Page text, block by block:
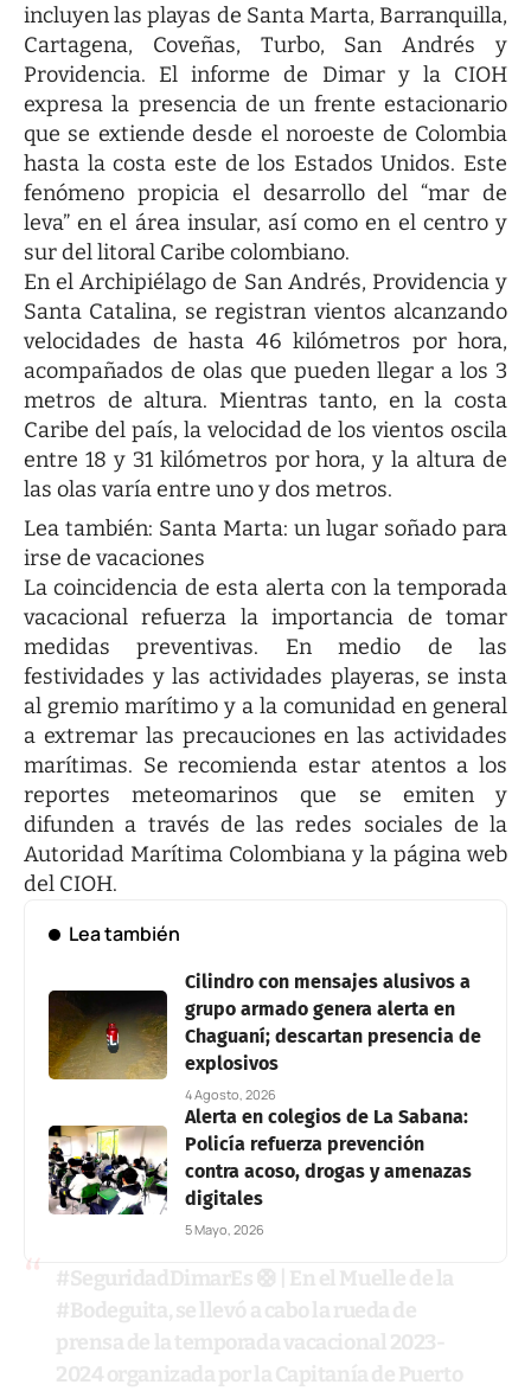
incluyen las playas de Santa Marta, Barranquilla,
Cartagena, Coveñas, Turbo, San Andrés y
Providencia. El informe de Dimar y la CIOH
expresa la presencia de un frente estacionario
que se extiende desde el noroeste de Colombia
hasta la costa este de los Estados Unidos. Este
fenómeno propicia el desarrollo del “mar de
leva” en el área insular, así como en el centro y
sur del litoral Caribe colombiano.
En el Archipiélago de San Andrés, Providencia y
Santa Catalina, se registran vientos alcanzando
velocidades de hasta 46 kilómetros por hora,
acompañados de olas que pueden llegar a los 3
metros de altura. Mientras tanto, en la costa
Caribe del país, la velocidad de los vientos oscila
entre 18 y 31 kilómetros por hora, y la altura de
las olas varía entre uno y dos metros.
Lea también: Santa Marta: un lugar soñado para
irse de vacaciones
La coincidencia de esta alerta con la temporada
vacacional refuerza la importancia de tomar
medidas preventivas. En medio de las
festividades y las actividades playeras, se insta
al gremio marítimo y a la comunidad en general
a extremar las precauciones en las actividades
marítimas. Se recomienda estar atentos a los
reportes meteomarinos que se emiten y
difunden a través de las redes sociales de la
Autoridad Marítima Colombiana y la página web
del CIOH.
Lea también
Cilindro con mensajes alusivos a
grupo armado genera alerta en
Chaguaní; descartan presencia de
explosivos
4 Agosto, 2026
Alerta en colegios de La Sabana:
Policía refuerza prevención
contra acoso, drogas y amenazas
digitales
5 Mayo, 2026